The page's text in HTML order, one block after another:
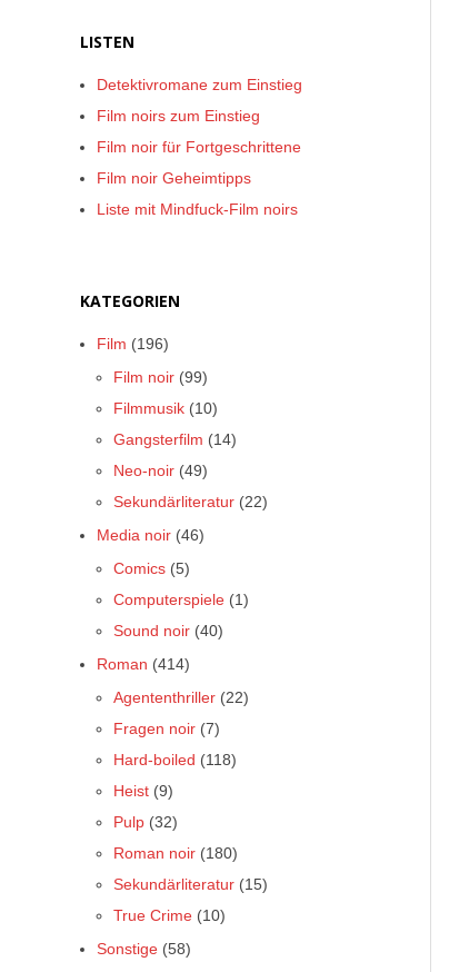
LISTEN
Detektivromane zum Einstieg
Film noirs zum Einstieg
Film noir für Fortgeschrittene
Film noir Geheimtipps
Liste mit Mindfuck-Film noirs
KATEGORIEN
Film (196)
Film noir (99)
Filmmusik (10)
Gangsterfilm (14)
Neo-noir (49)
Sekundärliteratur (22)
Media noir (46)
Comics (5)
Computerspiele (1)
Sound noir (40)
Roman (414)
Agententhriller (22)
Fragen noir (7)
Hard-boiled (118)
Heist (9)
Pulp (32)
Roman noir (180)
Sekundärliteratur (15)
True Crime (10)
Sonstige (58)